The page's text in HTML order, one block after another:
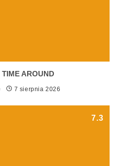
AROUND
7 sierpnia 2026
7.3